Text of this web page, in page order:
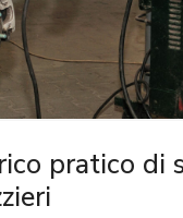
pratico di